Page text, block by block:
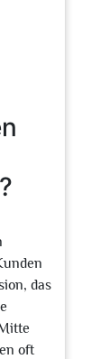
das
oft